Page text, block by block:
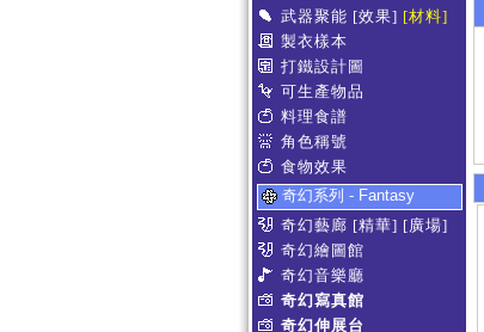
武器聚能 [效果] [材料]
製衣樣本
打鐵設計圖
可生產物品
料理食譜
角色稱號
食物效果
奇幻系列 - Fantasy
奇幻藝廊 [精華] [廣場]
奇幻繪圖館
奇幻音樂廳
奇幻寫真館
奇幻伸展台